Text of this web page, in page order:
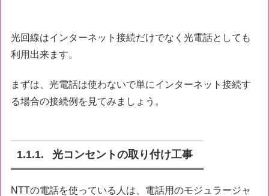
光回線はインターネット接続だけでなく光電話としても
利用出来ます。
まずは、光電話は使わないで単にインターネット接続す
る場合の接続例を見てみましょう。
光コンセントの取り付け工事
NTTの電話を使っている人は、電話用のモジュラージャ